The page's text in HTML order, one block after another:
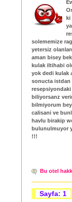
ki
solememize
yetersiz
aman bisey
kulak iltihabi
yok dedi kulak
sonucta istdan
biliyorsanz
bilmiyorum
calisani ve
havlu birakip
bulunulmuyor
!!!
Bu otel
Sayfa: 1